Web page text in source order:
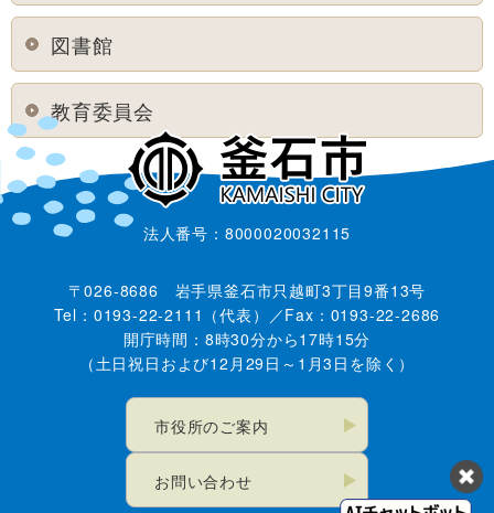
図書館
教育委員会
法人番号：8000020032115
〒026-8686 岩手県釜石市只越町3丁目9番13号
Tel：0193-22-2111（代表）／Fax：0193-22-2686
開庁時間：8時30分から17時15分
（土日祝日および12月29日～1月3日を除く）
市役所のご案内
お問い合わせ